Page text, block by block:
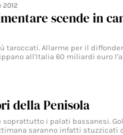
2012
scende in
taroccati. Allarme per il
all'Italia 60 miliardi euro
della Penisola
i palati bassanesi.
saranno infatti stuzzicati